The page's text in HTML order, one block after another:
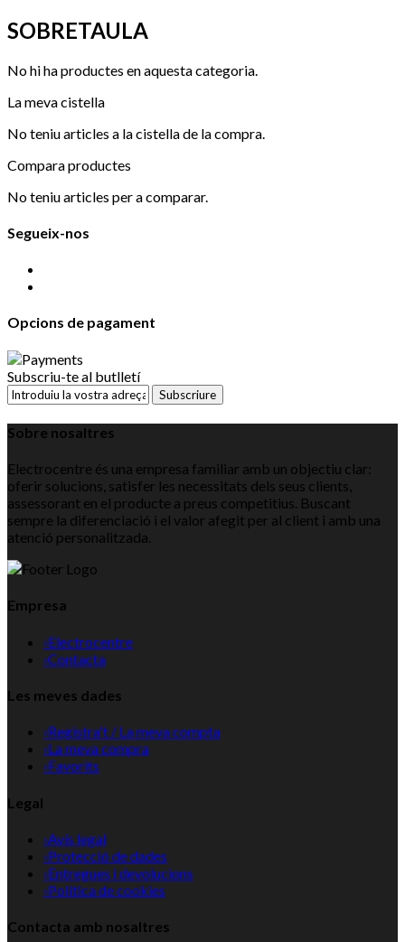
SOBRETAULA
No hi ha productes en aquesta categoria.
La meva cistella
No teniu articles a la cistella de la compra.
Compara productes
No teniu articles per a comparar.
Segueix-nos
Opcions de pagament
Subscriu-te al butlletí
Subscriure
Sobre nosaltres
Electrocentre és una empresa familiar amb un objectiu clar:
oferir solucions, satisfer les necessitats dels seus clients,
assessorant en el producte a preus competitius. Buscant
sempre la diferenciació i el valor afegit per al client i amb una
atenció personalitzada.
Empresa
›Electrocentre
›Contacta
Les meves dades
›Registra't / La meva compta
›La meva compra
›Favorits
Legal
›Avís legal
›Protecció de dades
›Entregues i devolucions
›Política de cookies
Contacta amb nosaltres